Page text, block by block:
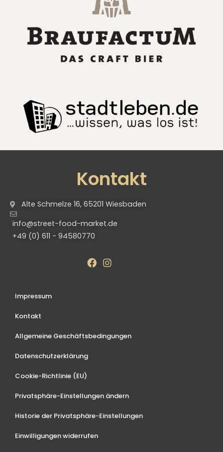
Kontakt
Alte Schmelze 16, 65201 Wiesbaden
info@street-food-market.de
+49 (0) 611 - 94580770
Impressum
Kontakt
Allgemeine Geschäftsbedingungen
Datenschutzerklärung
Cookie-Richtlinie (EU)
Privatsphäre-Einstellungen ändern
Historie der Privatsphäre-Einstellungen
Einwilligungen widerrufen